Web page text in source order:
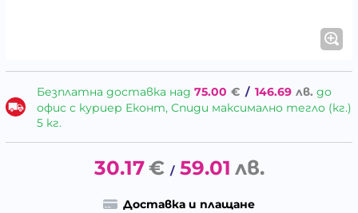
Безплатна доставка над 75.00 € / 146.69 лв. до
офис с куриер Еконт, Спиди максимално тегло (кг.)
5 кг.
30.17€ / 59.01 лв.
Доставка и плащане